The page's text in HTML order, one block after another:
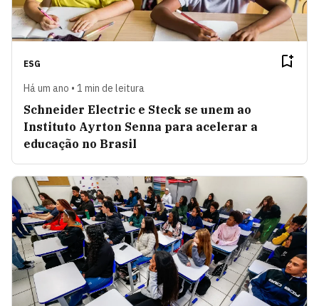
ESG
Há um ano • 1 min de leitura
Schneider Electric e Steck se unem ao
Instituto Ayrton Senna para acelerar a
educação no Brasil